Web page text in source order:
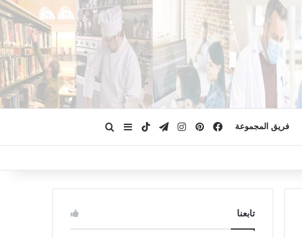
فريق المجموعة فيسبوكبينتيريستانستقرامتيلقرام‫TikTokإضافة عمود جانبي
تابعنا